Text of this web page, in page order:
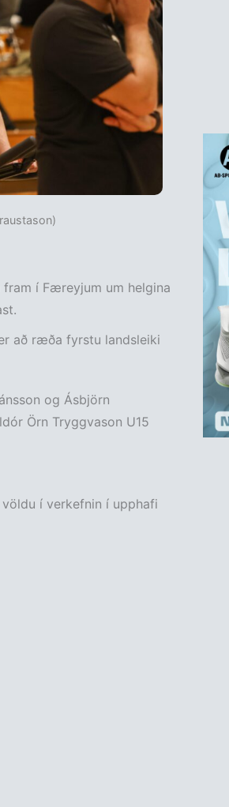
í Færeyjum um helgina
að ræða fyrstu landsleiki
og Ásbjörn
Örn Tryggvason U15
í verkefnin í upphafi